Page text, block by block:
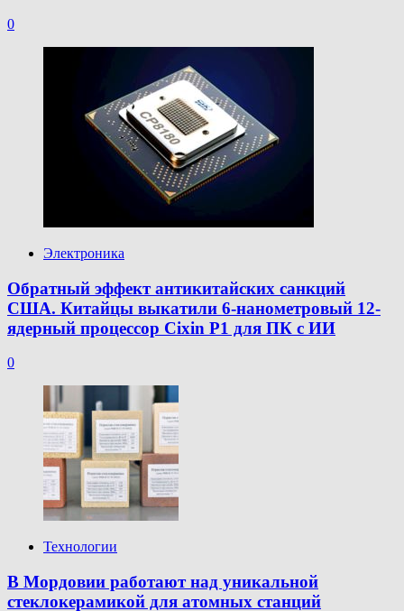
0
Электроника
Обратный эффект антикитайских санкций
США. Китайцы выкатили 6-нанометровый 12-
ядерный процессор Cixin P1 для ПК с ИИ
0
Технологии
В Мордовии работают над уникальной
стеклокерамикой для атомных станций